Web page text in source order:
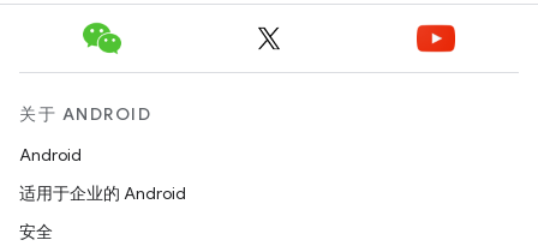
关于 ANDROID
Android
适用于企业的 Android
安全